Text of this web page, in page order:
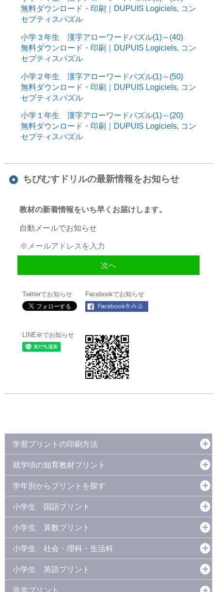
無料ダウンロード・印刷｜DUPUIS Logiciels, コン
セプティスパズル
小学３年生 漢字アローワードパズル(1)～(40)
無料ダウンロード・印刷｜DUPUIS Logiciels, コン
セプティスパズル
小学２年生 漢字アローワードパズル(1)～(50)
無料ダウンロード・印刷｜DUPUIS Logiciels, コン
セプティスパズル
小学１年生 漢字アローワードパズル(1)～(20)
無料ダウンロード・印刷｜DUPUIS Logiciels, コン
セプティスパズル
ちびむすドリルの最新情報をお知らせ
教材の新着情報をいち早くお届けします。
自動メールでお知らせ
Twitterでお知らせ Facebookでお知らせ
LINE＠でお知らせ
学習プリントの印刷方法
就学頃の知育教材プリント
学年別からプリントを探す
小学生 国語プリント
小学生 算数プリント
小学生 社会・理科・生活科
小学生 英語プリント